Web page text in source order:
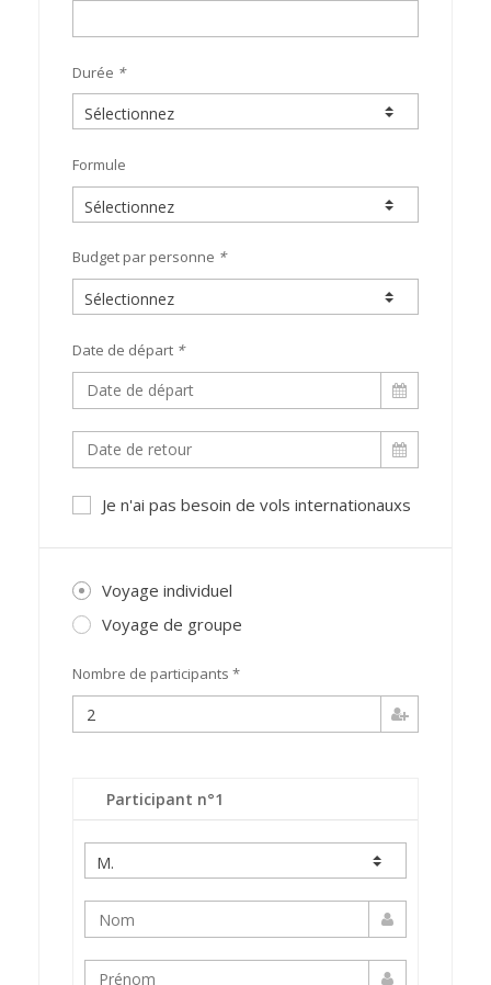
Durée *
Formule
Budget par personne *
Date de départ *
Je n'ai pas besoin de vols internationauxs
Voyage individuel
Voyage de groupe
Nombre de participants *
Participant n°1